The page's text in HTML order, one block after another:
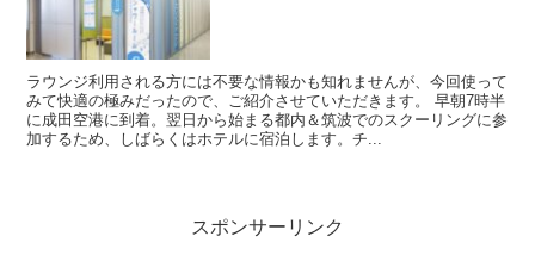
ラウンジ利用される方には不要な情報かも知れませんが、今回使って
みて快適の極みだったので、ご紹介させていただきます。 早朝7時半
に成田空港に到着。翌日から始まる都内＆筑波でのスクーリングに参
加するため、しばらくはホテルに宿泊します。チ...
スポンサーリンク